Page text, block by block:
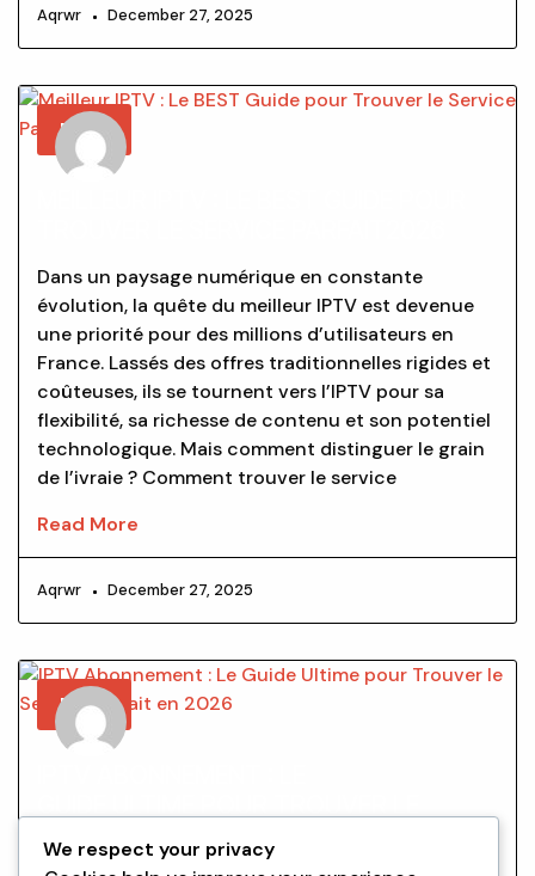
Aqrwr December 27, 2025
BLOG
Dans un paysage numérique en constante
évolution, la quête du meilleur IPTV est devenue
une priorité pour des millions d’utilisateurs en
France. Lassés des offres traditionnelles rigides et
coûteuses, ils se tournent vers l’IPTV pour sa
flexibilité, sa richesse de contenu et son potentiel
technologique. Mais comment distinguer le grain
de l’ivraie ? Comment trouver le service
Read More
Aqrwr December 27, 2025
BLOG
SERVICE PARFAIT EN 2026
We respect your privacy